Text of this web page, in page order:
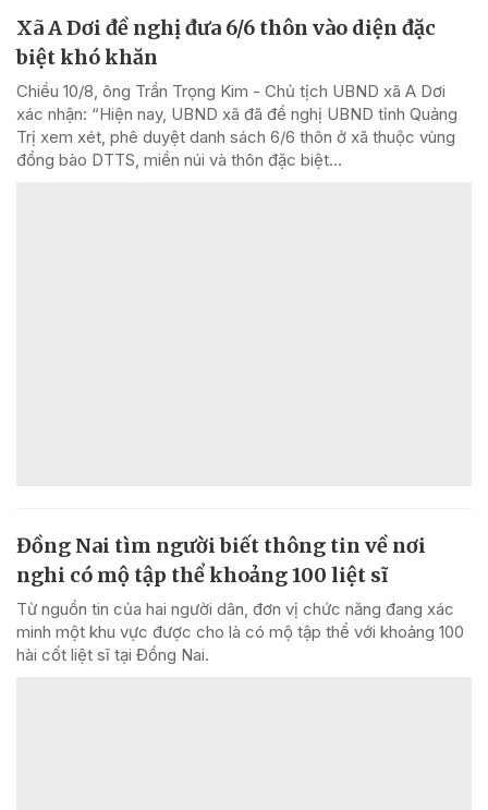
Xã A Dơi đề nghị đưa 6/6 thôn vào diện đặc
biệt khó khăn
Chiều 10/8, ông Trần Trọng Kim - Chủ tịch UBND xã A Dơi
xác nhận: “Hiện nay, UBND xã đã đề nghị UBND tỉnh Quảng
Trị xem xét, phê duyệt danh sách 6/6 thôn ở xã thuộc vùng
đồng bào DTTS, miền núi và thôn đặc biệt...
Đồng Nai tìm người biết thông tin về nơi
nghi có mộ tập thể khoảng 100 liệt sĩ
Từ nguồn tin của hai người dân, đơn vị chức năng đang xác
minh một khu vực được cho là có mộ tập thể với khoảng 100
hài cốt liệt sĩ tại Đồng Nai.